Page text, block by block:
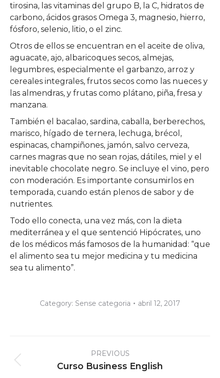
tirosina, las vitaminas del grupo B, la C, hidratos de
carbono, ácidos grasos Omega 3, magnesio, hierro,
fósforo, selenio, litio, o el zinc.
Otros de ellos se encuentran en el aceite de oliva,
aguacate, ajo, albaricoques secos, almejas,
legumbres, especialmente el garbanzo, arroz y
cereales integrales, frutos secos como las nueces y
las almendras, y frutas como plátano, piña, fresa y
manzana.
También el bacalao, sardina, caballa, berberechos,
marisco, hígado de ternera, lechuga, brécol,
espinacas, champiñones, jamón, salvo cerveza,
carnes magras que no sean rojas, dátiles, miel y el
inevitable chocolate negro. Se incluye el vino, pero
con moderación. Es importante consumirlos en
temporada, cuando están plenos de sabor y de
nutrientes.
Todo ello conecta, una vez más, con la dieta
mediterránea y el que sentenció Hipócrates, uno
de los médicos más famosos de la humanidad: “que
el alimento sea tu mejor medicina y tu medicina
sea tu alimento”.
Category: Sense categoria abril 12, 2017
navigationPREVIOUS
Previous
Curso Business English